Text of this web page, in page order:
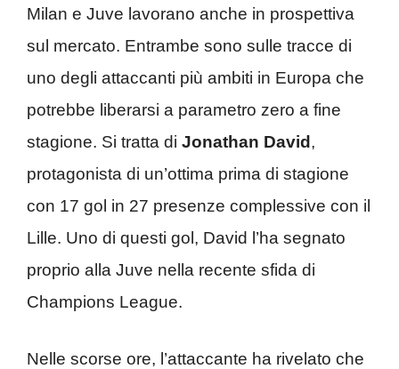
Milan e Juve lavorano anche in prospettiva
sul mercato. Entrambe sono sulle tracce di
uno degli attaccanti più ambiti in Europa che
potrebbe liberarsi a parametro zero a fine
stagione. Si tratta di Jonathan David,
protagonista di un’ottima prima di stagione
con 17 gol in 27 presenze complessive con il
Lille. Uno di questi gol, David l’ha segnato
proprio alla Juve nella recente sfida di
Champions League.
Nelle scorse ore, l’attaccante ha rivelato che